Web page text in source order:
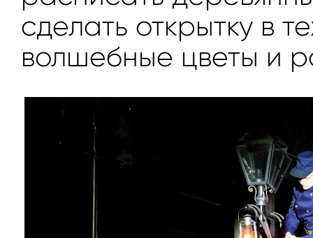
сделать открытку в
волшебные цветы и